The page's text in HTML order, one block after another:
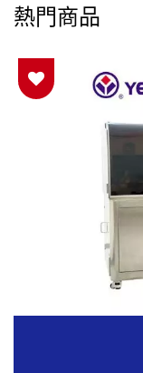
熱門商品